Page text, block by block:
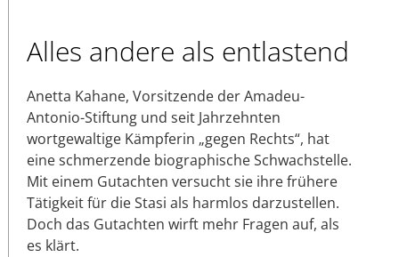
Alles andere als entlastend
Anetta Kahane, Vorsitzende der Amadeu-
Antonio-Stiftung und seit Jahrzehnten
wortgewaltige Kämpferin „gegen Rechts“, hat
eine schmerzende biographische Schwachstelle.
Mit einem Gutachten versucht sie ihre frühere
Tätigkeit für die Stasi als harmlos darzustellen.
Doch das Gutachten wirft mehr Fragen auf, als
es klärt.